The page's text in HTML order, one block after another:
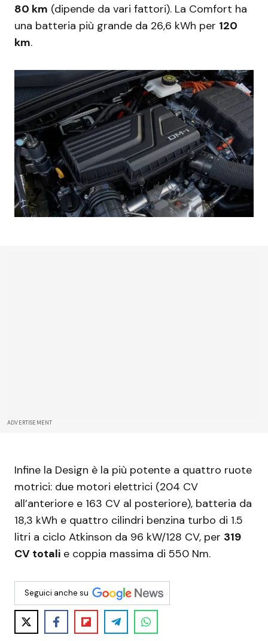
80 km (dipende da vari fattori). La Comfort ha
una batteria più grande da 26,6 kWh per 120
km.
ADVERTISEMENT
Infine la Design è la più potente a quattro ruote
motrici: due motori elettrici (204 CV
all’anteriore e 163 CV al posteriore), batteria da
18,3 kWh e quattro cilindri benzina turbo di 1.5
litri a ciclo Atkinson da 96 kW/128 CV, per 319
CV totali e coppia massima di 550 Nm.
Seguici anche su